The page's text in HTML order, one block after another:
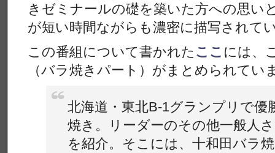
きゼミナールの礎を築いた方への思い
が短い時間ながらも濃密に描写されて
この番組について書かれた ここ には、
（バラ焼きパート）がまとめられてい
北海道・東北B-1グランプリで優
焼き。リーダーのその他一般人
を紹介。そこには、十和田バラ